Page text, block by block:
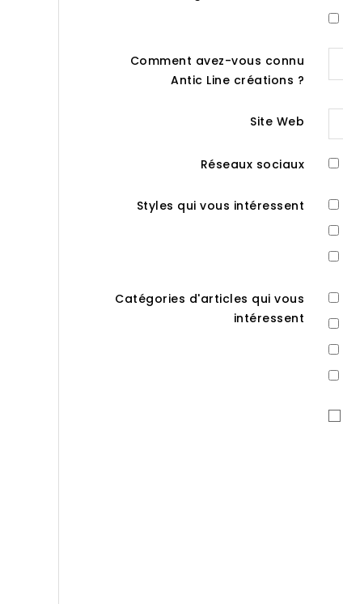
Comment avez-vous connu
Antic Line créations ?
Site Web
Réseaux sociaux
Styles qui vous intéressent
Catégories d'articles qui vous
intéressent